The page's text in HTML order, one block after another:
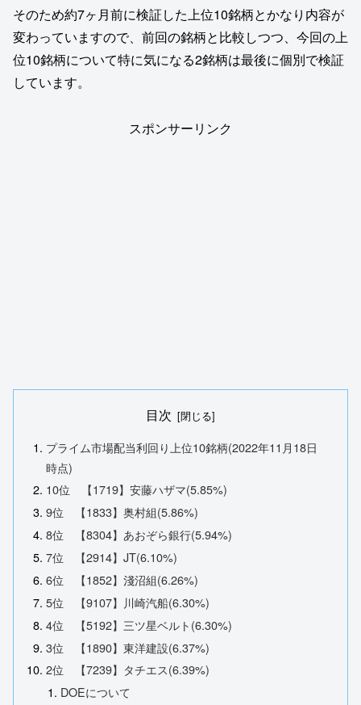
そのため約7ヶ月前に検証した上位10銘柄とかなり内容が
変わっていますので、前回の銘柄と比較しつつ、今回の上
位10銘柄について特に気になる2銘柄は最後に個別で検証
しています。
スポンサーリンク
目次
プライム市場配当利回り上位10銘柄(2022年11月18日
時点)
10位 【1719】安藤ハザマ(5.85%)
9位 【1833】奥村組(5.86%)
8位 【8304】あおぞら銀行(5.94%)
7位 【2914】JT(6.10%)
6位 【1852】淺沼組(6.26%)
5位 【9107】川崎汽船(6.30%)
4位 【5192】三ツ星ベルト(6.30%)
3位 【1890】東洋建設(6.37%)
2位 【7239】タチエス(6.39%)
DOEについて